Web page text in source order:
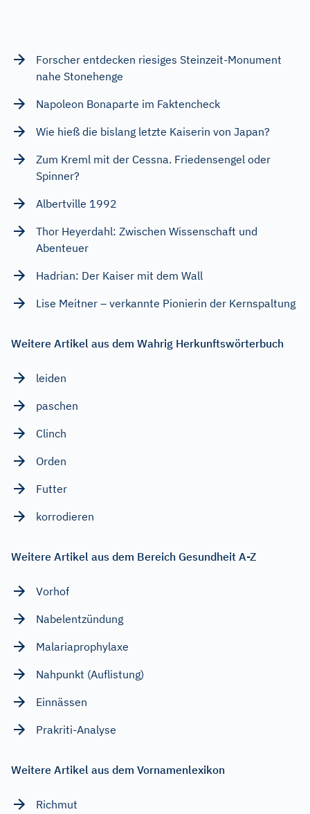
Forscher entdecken riesiges Steinzeit-Monument
nahe Stonehenge
Napoleon Bonaparte im Faktencheck
Wie hieß die bislang letzte Kaiserin von Japan?
Zum Kreml mit der Cessna. Friedensengel oder
Spinner?
Albertville 1992
Thor Heyerdahl: Zwischen Wissenschaft und
Abenteuer
Hadrian: Der Kaiser mit dem Wall
Lise Meitner – verkannte Pionierin der Kernspaltung
Weitere Artikel aus dem Wahrig Herkunftswörterbuch
leiden
paschen
Clinch
Orden
Futter
korrodieren
Weitere Artikel aus dem Bereich Gesundheit A-Z
Vorhof
Nabelentzündung
Malariaprophylaxe
Nahpunkt (Auflistung)
Einnässen
Prakriti-Analyse
Weitere Artikel aus dem Vornamenlexikon
Richmut